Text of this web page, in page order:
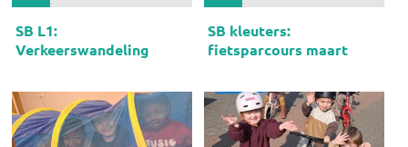
SB L1:
Verkeerswandeling
SB kleuters:
fietsparcours maart